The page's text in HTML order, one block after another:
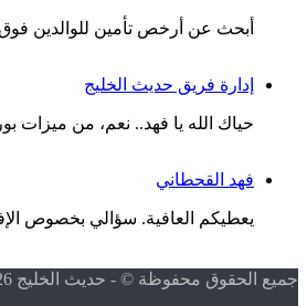
أبحث عن أرخص تأمين للوالدين فوق الـ 60 سنة في دبي، ماذا
إدارة فريق حديث الخليج
حياك الله يا فهد.. نعم، من ميزات بورصة العقار
فهد القحطاني
يعطيكم العافية. سؤالي بخصوص
جميع الحقوق محفوظة © - حديث الخليج 2026